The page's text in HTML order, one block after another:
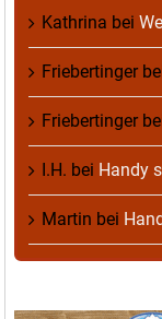
Kathrina bei
Friebertinger
Friebertinger
I.H. bei Handy
Martin bei